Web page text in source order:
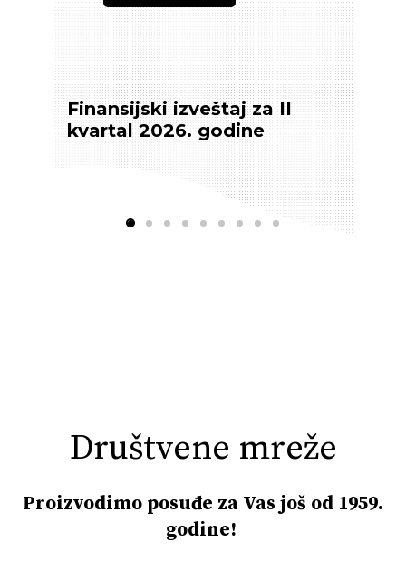
Finansijski izveštaj za II
kvartal 2026. godine
Društvene mreže
Proizvodimo posuđe za Vas još od 1959.
godine!